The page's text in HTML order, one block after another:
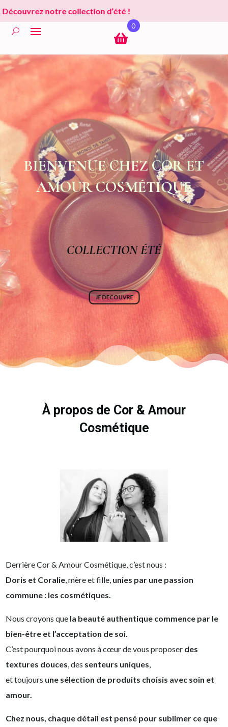
Découvrez notre collection d’été !
0
BIENVENUE CHEZ COR ET
AMOUR COSMÉTIQUE
COLLECTION ÉTÉ
JE DECOUVRE
À propos de Cor & Amour
Cosmétique
Derrière Cor & Amour Cosmétique, c’est nous :
Doris et Coralie, mère et fille, unies par une passion
commune : les cosmétiques.
Nous croyons que la beauté authentique commence par le
bien-être et l’acceptation de soi.
C’est pourquoi nous avons à cœur de vous proposer des
textures douces, des senteurs uniques,
et toujours une sélection de produits choisis avec soin et
amour.
Chez nous, chaque détail est pensé pour sublimer ce que